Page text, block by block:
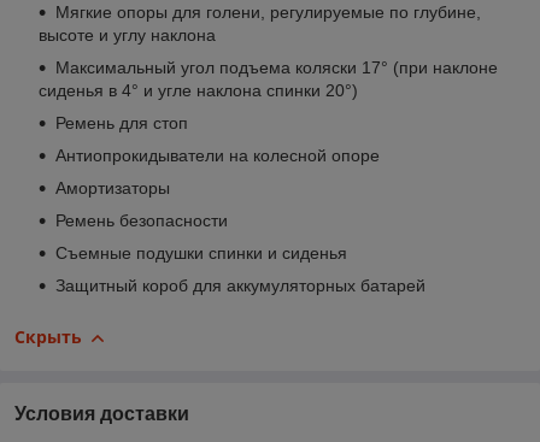
Мягкие опоры для голени, регулируемые по глубине,
высоте и углу наклона
Максимальный угол подъема коляски 17° (при наклоне
сиденья в 4° и угле наклона спинки 20°)
Ремень для стоп
Антиопрокидыватели на колесной опоре
Амортизаторы
Ремень безопасности
Съемные подушки спинки и сиденья
Защитный короб для аккумуляторных батарей
Скрыть
Условия доставки